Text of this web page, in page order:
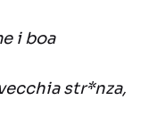
i boa
str*nza,